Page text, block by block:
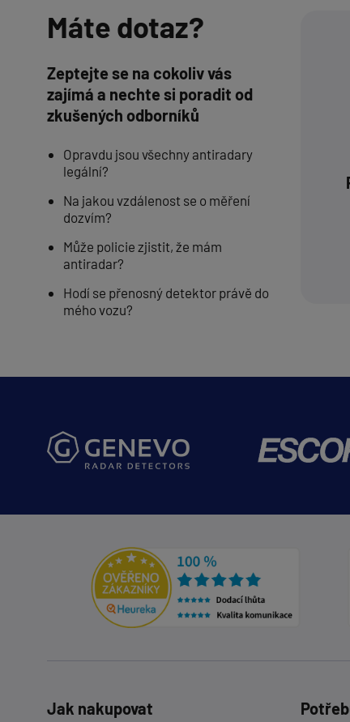
Máte dotaz?
Zeptejte se na cokoliv vás
zajímá a nechte si poradit od
zkušených odborníků
Opravdu jsou všechny antiradary
legální?
Na jakou vzdálenost se o měření
dozvím?
Může policie zjistit, že mám
antiradar?
Hodí se přenosný detektor právě do
mého vozu?
Jak nakupovat